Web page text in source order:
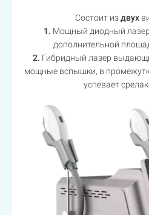
Состоит издвух
1. Мощный диодный лазер
дополнительной
2. Гибридный лазер
мощные вспышки, в
успевает